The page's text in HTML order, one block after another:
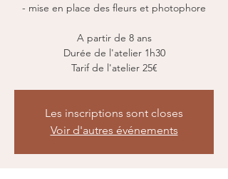
- mise en place des fleurs et photophore
A partir de 8 ans
Durée de l'atelier 1h30
Tarif de l'atelier 25€
Les inscriptions sont closes
Voir d'autres événements